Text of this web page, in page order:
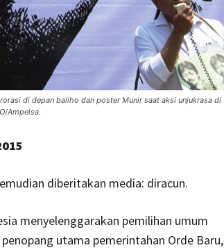
di depan baliho dan poster Munir saat aksi unjukrasa di
Ampelsa.
diberitakan media: diracun.
menyelenggarakan pemilihan umum
utama pemerintahan Orde Baru,